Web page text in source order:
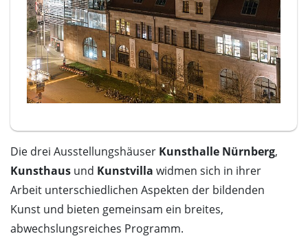
Die drei Ausstellungshäuser Kunsthalle Nürnberg,
Kunsthaus und Kunstvilla widmen sich in ihrer
Arbeit unterschiedlichen Aspekten der bildenden
Kunst und bieten gemeinsam ein breites,
abwechslungsreiches Programm.